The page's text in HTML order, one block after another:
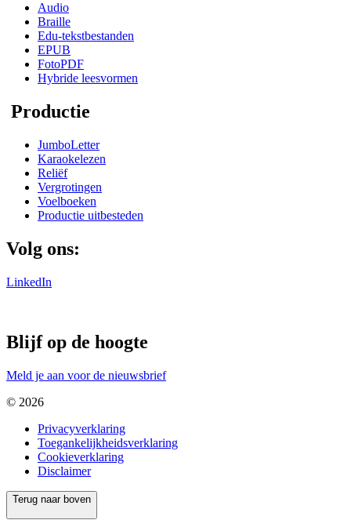
Audio
Braille
Edu-tekstbestanden
EPUB
FotoPDF
Hybride leesvormen
Productie
JumboLetter
Karaokelezen
Reliëf
Vergrotingen
Voelboeken
Productie uitbesteden
Volg ons:
LinkedIn
Blijf op de hoogte
Meld je aan voor de nieuwsbrief
© 2026
Privacyverklaring
Toegankelijkheidsverklaring
Cookieverklaring
Disclaimer
Terug naar boven